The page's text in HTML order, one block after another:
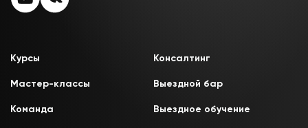
Курсы
Мастер-классы
Команда
Консалтинг
Выездной бар
Выездное обучение